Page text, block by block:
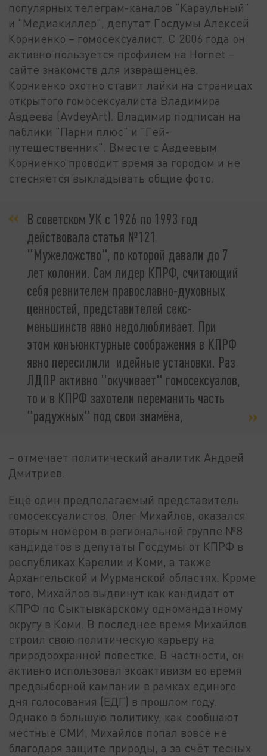
популярных телеграм-каналов "Караульный"
и "Медиакиллер", депутат Госдумы Алексей
Корниенко – гомосексуалист. С 2006 года он
активно пользуется профилем на Hornet –
сайте знакомств для извращенцев.
Корниенко охотно ставит лайки на страницах
открытого гомосексуалиста Владимира
Авдеева (AvdeyArt). Владимир подписан на
паблики "Парни плюс" и "Гей-
путешественник". Вместе с Авдеевым
Корниенко проводит время за городом и не
стесняется выкладывать общие фото.
В советском УК с 1926 по 1993 год
действовала статья №121
"Мужеложство", по которой давали до 7
лет колонии. Сам лидер КПРФ, считающий
себя ревнителем православно-духовных
ценностей, представителей секс-
меньшинств явно недолюбливает. При
этом конъюнктурные соображения в КПРФ
явно пересилили идейные установки. Раз
ЛДПР активно "окучивает" гомосексуалов,
то и в КПРФ захотели переманить часть
"радужных" под свои знамёна,
– отмечает политический аналитик Андрей
Дмитриев.
Ещё один предполагаемый представитель
гомосексуалистов, Олег Михайлов, оказался
вторым номером в региональной группе №8
кандидатов в депутаты Госдумы от КПРФ в
республиках Карелии и Коми, а также
Архангельской и Мурманской областях. Кроме
того, Михайлов выдвинут как кандидат от
КПРФ по Сыктывкарскому одномандатному
округу в Коми. В последнее время Михайлов
строил свою политическую карьеру на
природоохранной повестке. В частности, он
активно использовал экоактивизм во время
предвыборной кампании в рамках единого
дня голосования (ЕДГ) в прошлом году.
Однако в большую политику, как сообщают
местные СМИ, Михайлов попал вовсе не
благодаря защите природы, а за счёт тесных